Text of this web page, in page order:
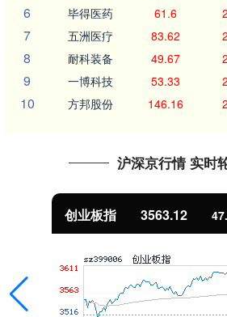
6 毕得医药 61.6
7 五洲医疗 83.62
8 耐科装备 49.67
9 一博科技 53.33
10 方邦股份 146.16
沪深京行情 实时
创业板指 3563.12